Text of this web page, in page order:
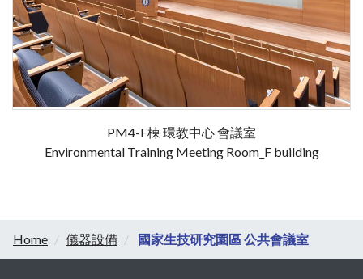
PM4-F棟 環教中心 會議室
Environmental Training Meeting Room_F building
Home 儀器設備 國家生技研究園區 公共會議室